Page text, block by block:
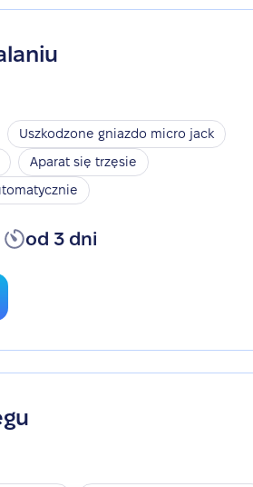
Uszkodzone gniazdo micro jack
Aparat się trzęsie
od 3 dni